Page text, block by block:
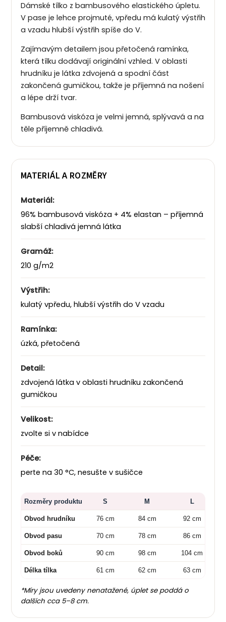
Dámské tílko z bambusového elastického úpletu.
V pase je lehce projmuté, vpředu má kulatý výstřih
a vzadu hlubší výstřih spíše do V.
Zajímavým detailem jsou přetočená ramínka,
která tílku dodávají originální vzhled. V oblasti
hrudníku je látka zdvojená a spodní část
zakončená gumičkou, takže je příjemná na nošení
a lépe drží tvar.
Bambusová viskóza je velmi jemná, splývavá a na
těle příjemně chladivá.
MATERIÁL A ROZMĚRY
Materiál:
96% bambusová viskóza + 4% elastan – příjemná
slabší chladivá jemná látka
Gramáž:
210 g/m2
Výstřih:
kulatý vpředu, hlubší výstřih do V vzadu
Ramínka:
úzká, přetočená
Detail:
zdvojená látka v oblasti hrudníku zakončená
gumičkou
Velikost:
zvolte si v nabídce
Péče:
perte na 30 °C, nesušte v sušičce
Rozměry produktu S M L
Obvod hrudníku 76 cm 84 cm 92 cm
Obvod pasu 70 cm 78 cm 86 cm
Obvod boků 90 cm 98 cm 104 cm
Délka tílka 61 cm 62 cm 63 cm
*Míry jsou uvedeny nenatažené, úplet se poddá o
dalších cca 5–8 cm.